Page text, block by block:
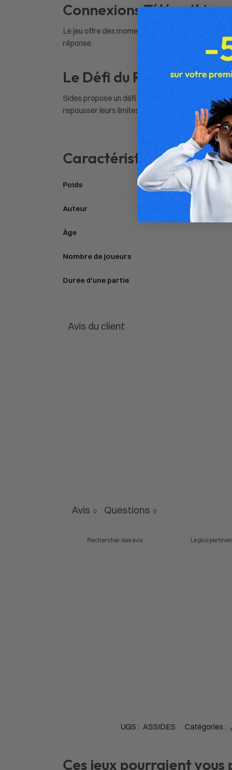
Connexions
Le jeu offre des moments de connexion et de
réponse.
Le Défi du Record du
Sides propose un défi supplémentaire
repousser leurs limites dans une atmosphère
Caractéristiques
Poids
Auteur
Âge
Nombre de joueurs
Durée d'une partie
Avis du client
Avis 0 Questions 0
UGS : ASSIDES Catégories :
Ces jeux pourraient vous